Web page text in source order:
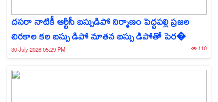
దసరా నాటికీ ఆర్టీసీ బస్సుడిపో నిర్మాణం పెద్దపల్లి ప్రజల
చిరకాల కల బస్సు డిపో నూతన బస్సు డిపోతో పెర�
30 July 2026 05:29 PM 110